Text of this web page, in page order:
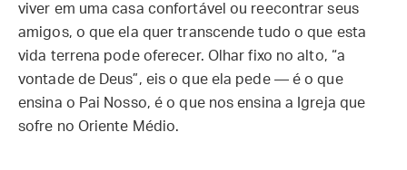
viver em uma casa confortável ou reecontrar seus
amigos, o que ela quer transcende tudo o que esta
vida terrena pode oferecer. Olhar fixo no alto, “a
vontade de Deus”, eis o que ela pede — é o que
ensina o Pai Nosso, é o que nos ensina a Igreja que
sofre no Oriente Médio.